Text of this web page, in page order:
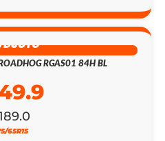
DSCTO
RGAS01 84H BL
65R15